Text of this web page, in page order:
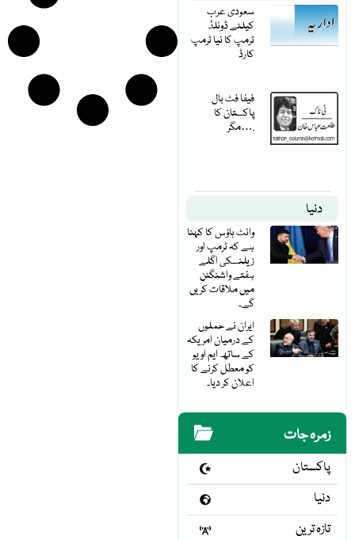
سعودی عرب
کیلئے ڈونلڈ
ٹرمپ کا نیا ٹرمپ
کارڈ
فیفا فٹ بال
پاکستان کا
مگر….
دنیا
وائٹ ہاؤس کا کہنا
ہے کہ ٹرمپ اور
زیلنسکی اگلے
ہفتے واشنگٹن
میں ملاقات کریں
گے۔
ایران نے حملوں
کے درمیان امریکہ
کے ساتھ ایم او یو
کو معطل کرنے کا
اعلان کر دیا۔
زمرہ جات
پاکستان
دنیا
تازہ ترین